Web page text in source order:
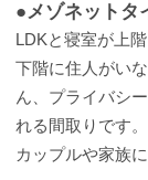
●メゾネットタ
LDKと寝室が上
下階に住人がい
ん、プライバシ
れる間取りです
カップルや家族